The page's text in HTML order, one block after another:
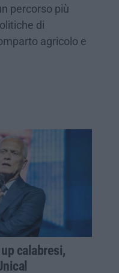
percorso più
di
agricolo e
calabresi,